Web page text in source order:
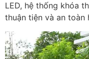
LED, hệ thống khóa
thuận tiện và an toàn